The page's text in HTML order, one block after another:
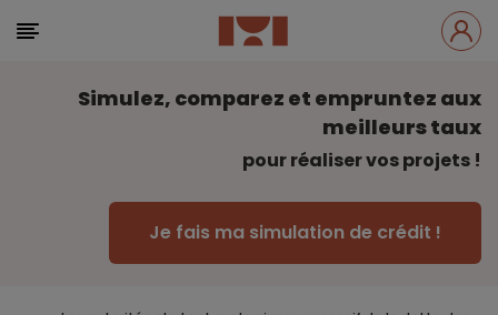
Simulez, comparez et empruntez aux
meilleurs taux
pour réaliser vos projets !
Je fais ma simulation de crédit !